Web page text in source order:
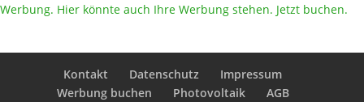
Werbung. Hier könnte auch Ihre Werbung stehen. Jetzt buchen.
Kontakt Datenschutz
Impressum
Werbung buchen
Photovoltaik AGB